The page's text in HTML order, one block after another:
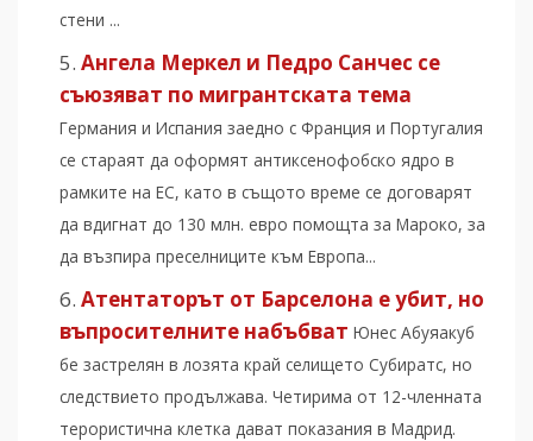
стени ...
Ангела Меркел и Педро Санчес се
съюзяват по мигрантската тема
Германия и Испания заедно с Франция и Португалия
се стараят да оформят антиксенофобско ядро в
рамките на ЕС, като в същото време се договарят
да вдигнат до 130 млн. евро помощта за Мароко, за
да възпира преселниците към Европа...
Атентаторът от Барселона е убит, но
въпросителните набъбват Юнес Абуяакуб
бе застрелян в лозята край селището Субиратс, но
следствието продължава. Четирима от 12-членната
терористична клетка дават показания в Мадрид.